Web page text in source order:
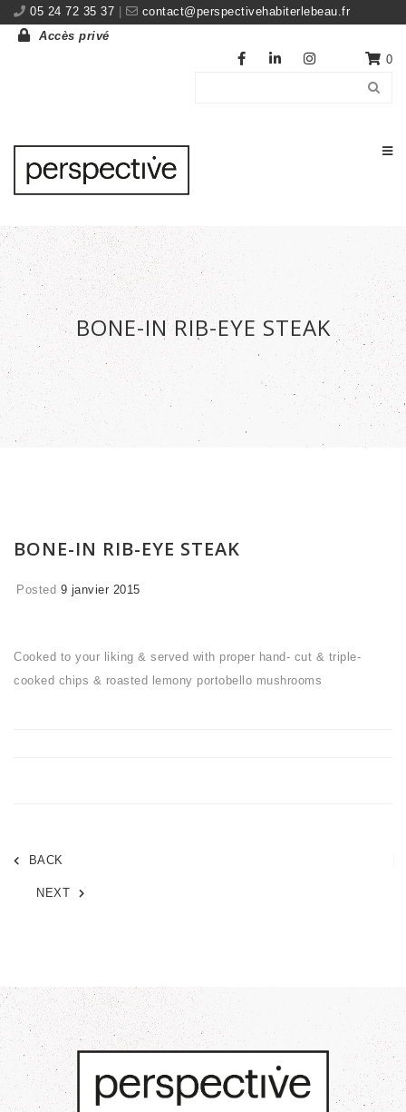
05 24 72 35 37
contact@perspectivehabiterlebeau.fr
Accès privé
0
BONE-IN RIB-EYE STEAK
BONE-IN RIB-EYE STEAK
Posted 9 janvier 2015
Cooked to your liking & served with proper hand- cut & triple-
cooked chips & roasted lemony portobello mushrooms
BACK
NEXT